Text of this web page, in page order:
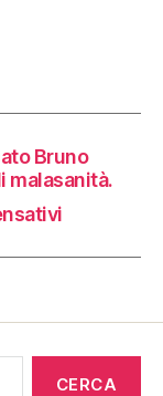
Bruno
malasanità.